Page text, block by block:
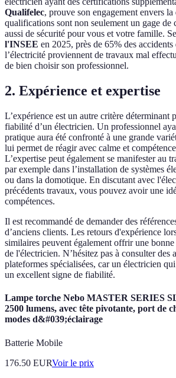
Qualifelec, prouve son engagement envers
qualifications sont non seulement un gage de
aussi de sécurité pour vous et votre famille.
l'INSEE en 2025, près de 65% des accidents
l’électricité proviennent de travaux mal
de bien choisir son professionnel.
2. Expérience et expertise
L’expérience est un autre critère déterminant
fiabilité d’un électricien. Un professionnel
pratique aura été confronté à une grande
lui permet de réagir avec calme et
L’expertise peut également se manifester au
par exemple dans l’installation de systèmes
ou dans la domotique. En discutant avec
précédents travaux, vous pouvez avoir une
compétences.
Il est recommandé de demander des
d’anciens clients. Les retours d'expérience
similaires peuvent également offrir une
de l'électricien. N’hésitez pas à consulter des
plateformes spécialisées, car un électricien
un excellent signe de fiabilité.
Lampe torche Nebo MASTER SERIES
2500 lumens, avec tête pivotante, port de
modes d&#039;éclairage
Batterie Mobile
176.50 EURVoir le prix